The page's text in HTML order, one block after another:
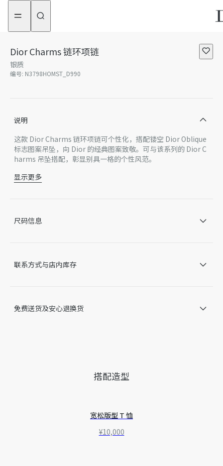
aria_goToMenu
aria_goToContent
Dior Charms 链环项链
银质
编号: N3798HOMST_D990
说明
这款 Dior Charms 链环项链可个性化，搭配镂空 Dior Oblique
标志图案吊坠，向 Dior 的经典图案致敬。可与该系列的 Dior C
harms 吊坠搭配，彰显别具一格的个性风范。
一体式镂空 Dior Oblique 标志图案吊坠
葡萄牙制造
显示更多
尺码信息
联系方式与店内库存
免费送货及安心退换货
搭配造型
宽松版型 T 恤
¥10,000